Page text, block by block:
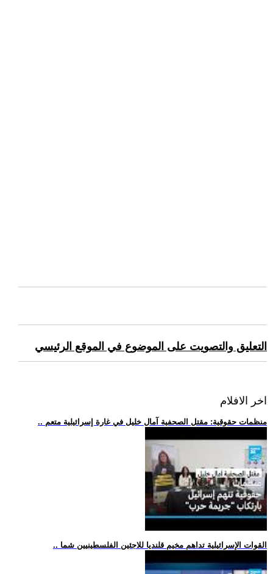
التعليق والتصويت على الموضوع في الموقع الرئيسي
اخر الافلام
.. منظمات حقوقية: مقتل الصحفية آمال خليل في غارة إسرائيلية متعم
.. القوات الإسرائيلية تداهم مخيم قلنديا للاجئين الفلسطينيين شما